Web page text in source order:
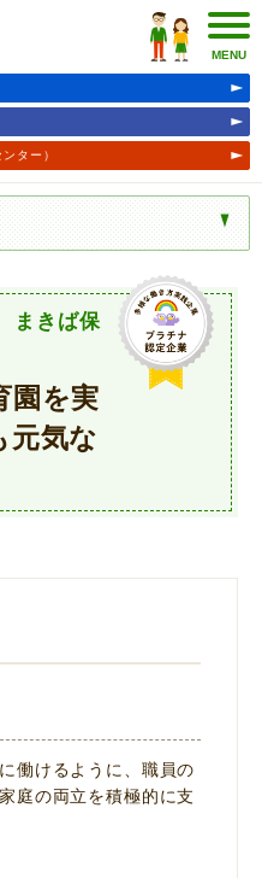
MENU
ター）
まきば保
園を実
元気な
働けるように、職員の
庭の両立を積極的に支